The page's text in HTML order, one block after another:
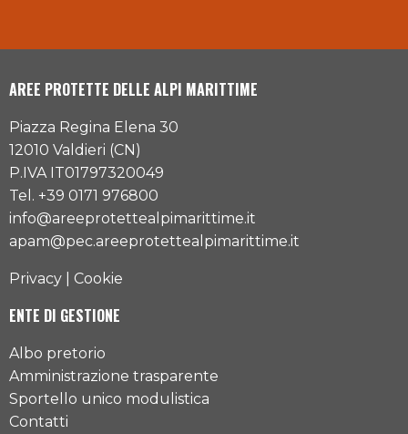
AREE PROTETTE DELLE ALPI MARITTIME
Piazza Regina Elena 30
12010 Valdieri (CN)
P.IVA IT01797320049
Tel. +39 0171 976800
info@areeprotettealpimarittime.it
apam@pec.areeprotettealpimarittime.it
Privacy Cookie
ENTE DI GESTIONE
Albo pretorio
Amministrazione trasparente
Sportello unico modulistica
Contatti